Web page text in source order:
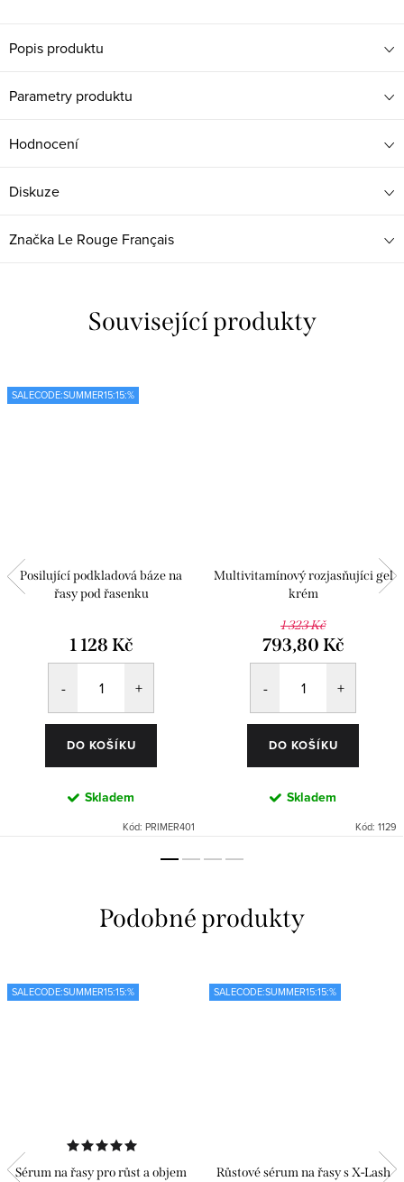
Popis produktu
Parametry produktu
Hodnocení
Diskuze
Značka Le Rouge Français
Související produkty
SALECODE:SUMMER15:15:%
Posilující podkladová báze na
řasy pod řasenku
1 128 Kč
DO KOŠÍKU
Skladem
Kód: PRIMER401
Multivitamínový rozjasňujíci gel
krém
1 323 Kč
793,80 Kč
DO KOŠÍKU
Skladem
Kód: 1129
SALECODE:SUMMER15:15:%
Sérum na řasy pro růst a objem
SALECODE:SUMMER15:15:%
Růstové sérum na řasy s X-Lash